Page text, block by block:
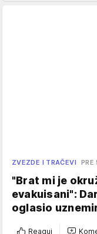
ZVEZDE I TRAČEVI PRE
"Brat mi je
evakuisani":
oglasio
Reaguj